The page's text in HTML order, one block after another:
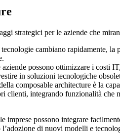
strategici per le aziende che
cambiano rapidamente,
aziende possono ottimizzare i costi
in soluzioni tecnologiche
composable architecture è la
integrando funzionalità
imprese possono integrare
di nuovi modelli e